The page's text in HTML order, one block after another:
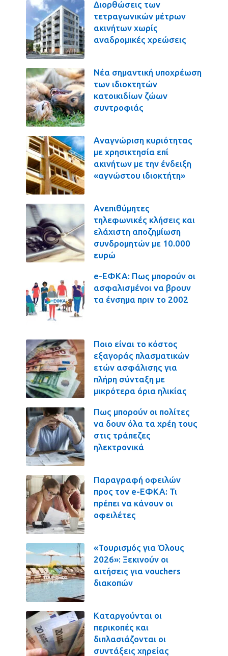
Διορθώσεις των
τετραγωνικών μέτρων
ακινήτων χωρίς
αναδρομικές χρεώσεις
Νέα σημαντική υποχρέωση
των ιδιοκτητών
κατοικιδίων ζώων
συντροφιάς
Αναγνώριση κυριότητας
με χρησικτησία επί
ακινήτων με την ένδειξη
«αγνώστου ιδιοκτήτη»
Ανεπιθύμητες
τηλεφωνικές κλήσεις και
ελάχιστη αποζημίωση
συνδρομητών με 10.000
ευρώ
e-ΕΦΚΑ: Πως μπορούν οι
ασφαλισμένοι να βρουν
τα ένσημα πριν το 2002
Ποιο είναι το κόστος
εξαγοράς πλασματικών
ετών ασφάλισης για
πλήρη σύνταξη με
μικρότερα όρια ηλικίας
Πως μπορούν οι πολίτες
να δουν όλα τα χρέη τους
στις τράπεζες
ηλεκτρονικά
Παραγραφή οφειλών
προς τον e-ΕΦΚΑ: Τι
πρέπει να κάνουν οι
οφειλέτες
«Τουρισμός για Όλους
2026»: Ξεκινούν οι
αιτήσεις για vouchers
διακοπών
Καταργούνται οι
περικοπές και
διπλασιάζονται οι
συντάξεις χηρείας